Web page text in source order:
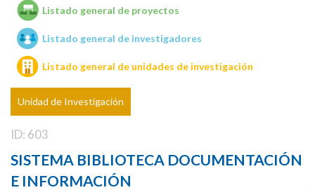
Unidades de investigación
Listado general de proyectos
Listado general de investigadores
Listado general de unidades de investigación
Unidad de Investigación
ID: 603
SISTEMA BIBLIOTECA DOCUMENTACIÓN
E INFORMACIÓN